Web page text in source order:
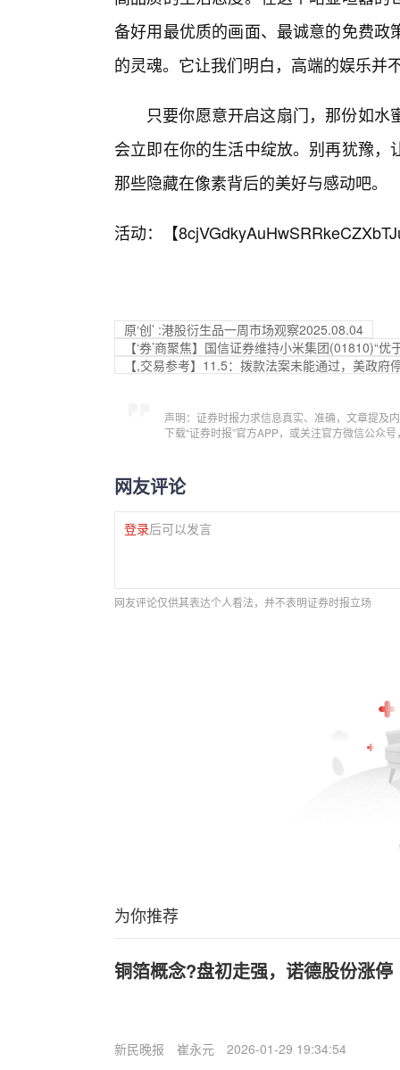
备好用最优质的画面、最诚意的免费
的灵魂。它让我们明白，高端的娱乐并
只要你愿意开启这扇门，那份如
会立即在你的生活中绽放。别再犹豫
那些隐藏在像素背后的美好与感动吧。
活动：【
原‘创’ :港股衍生品一周市场观察2025.08.04
【‘券’商聚焦】国信证券维持小米集团(01810)“
【,交易参考】11.5：拨款法案未能通过，美政府
声明：证券时报力求信息真实、准确，文章提及
下载“证券时报”官方APP，或关注官方微信公众
网友评论
登录后可以发言
网友评论仅供其表达个人看法，并不表明证券时报立场
为你推荐
铜箔概念?盘初走强，诺德股份涨停
新民晚报 崔永元 2026-01-29 19:34:54